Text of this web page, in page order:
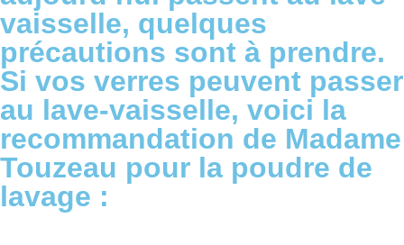
vaisselle, quelques
précautions sont à prendre.
Si vos verres peuvent passer
au lave-vaisselle, voici la
recommandation de Madame
Touzeau pour la poudre de
lavage :